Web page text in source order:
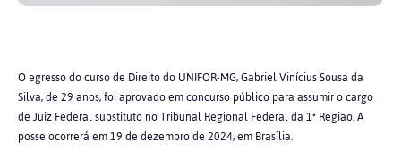
O egresso do curso de Direito do UNIFOR-MG, Gabriel Vinícius Sousa da
Silva, de 29 anos, foi aprovado em concurso público para assumir o cargo
de Juiz Federal substituto no Tribunal Regional Federal da 1ª Região. A
posse ocorrerá em 19 de dezembro de 2024, em Brasília.